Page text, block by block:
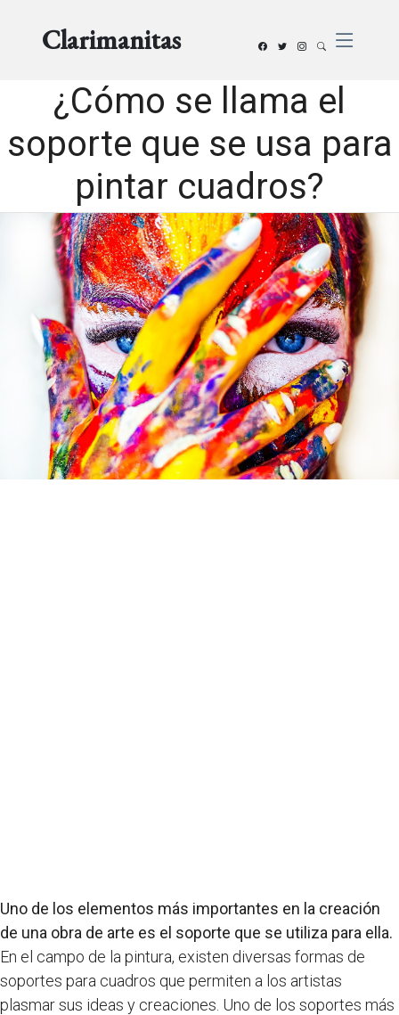
Clarimanitas
¿Cómo se llama el
soporte que se usa para
pintar cuadros?
Uno de los elementos más importantes en la creación
de una obra de arte es el soporte que se utiliza para ella.
En el campo de la pintura, existen diversas formas de
soportes para cuadros que permiten a los artistas
plasmar sus ideas y creaciones. Uno de los soportes más